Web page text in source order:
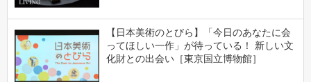
【日本美術のとびら】「今日のあなたに会
ってほしい一作」が待っている！ 新しい文
化財との出会い［東京国立博物館］